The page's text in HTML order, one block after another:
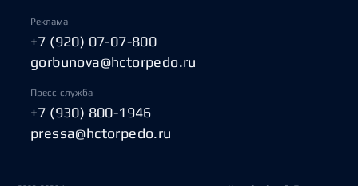
Реклама
+7 (920) 07-07-800
gorbunova@hctorpedo.ru
Пресс-служба
+7 (930) 800-1946
pressa@hctorpedo.ru